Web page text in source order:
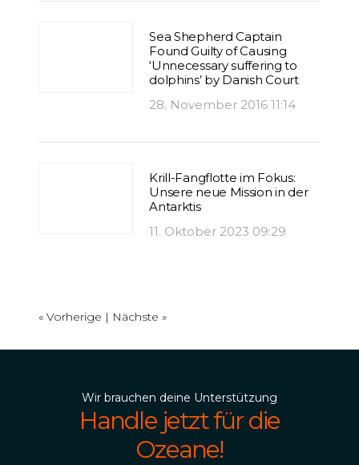
Sea Shepherd Captain
Found Guilty of Causing
‘Unnecessary suffering to
dolphins’ by Danish Court
28. November 2016 11:14
Krill-Fangflotte im Fokus:
Unsere neue Mission in der
Antarktis
11. Oktober 2023 09:29
« Vorherige | Nächste »
Wir brauchen deine Unterstützung
Handle jetzt für die
Ozeane!